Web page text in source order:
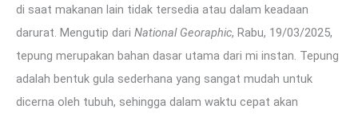
di saat makanan lain tidak tersedia atau dalam keadaan
darurat. Mengutip dari National Georaphic, Rabu, 19/03/2025,
tepung merupakan bahan dasar utama dari mi instan. Tepung
adalah bentuk gula sederhana yang sangat mudah untuk
dicerna oleh tubuh, sehingga dalam waktu cepat akan